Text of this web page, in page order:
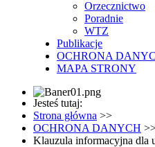
Orzecznictwo
Poradnie
WTZ
Publikacje
OCHRONA
MAPA STRONY
Jesteś tutaj:
Strona główna >>
OCHRONA DANYCH
Klauzula informacyjna dla